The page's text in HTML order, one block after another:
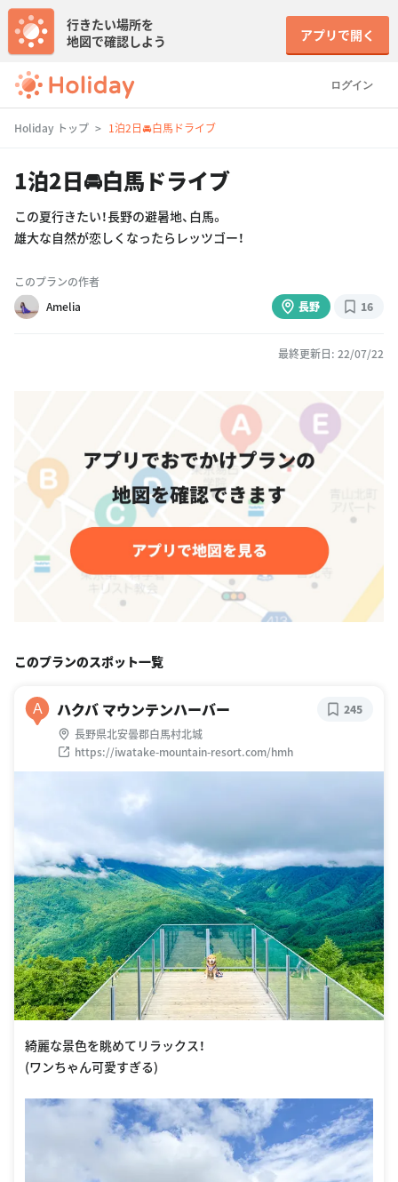
ログイン
行きたい場所を
地図で確認しよう
アプリで開く
Holiday トップ 1泊2日🚘白馬ドライブ
1泊2日🚘白馬ドライブ
この夏行きたい！長野の避暑地、白馬。
雄大な自然が恋しくなったらレッツゴー！
このプランの作者
Amelia
長野 16
最終更新日: 22/07/22
このプランのスポット一覧
A ハクバ マウンテンハーバー
長野県北安曇郡白馬村北城
https://iwatake-mountain-resort.com/hmh
245
綺麗な景色を眺めてリラックス！
(ワンちゃん可愛すぎる)